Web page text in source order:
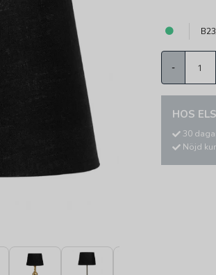
-
HOS
30
Nöjd